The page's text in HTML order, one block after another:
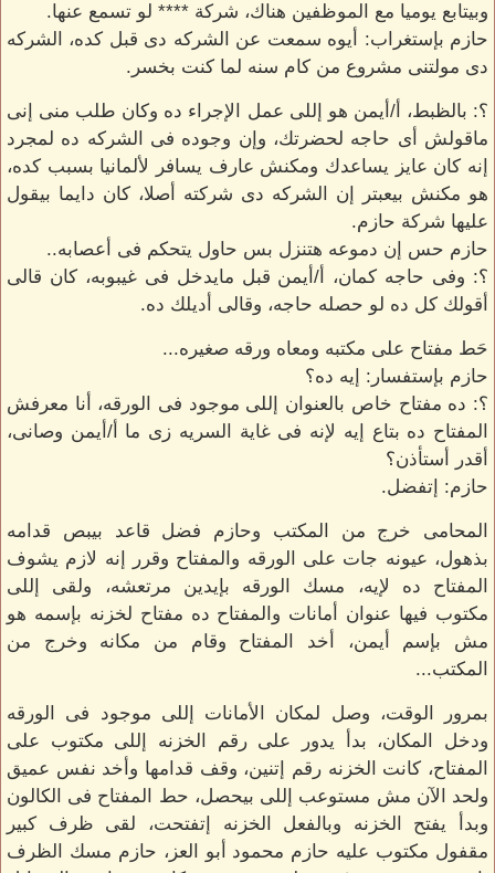
وبيتابع يوميا مع الموظفين هناك، شركة **** لو تسمع عنها.
حازم بإستغراب: أيوه سمعت عن الشركه دى قبل كده، الشركه
دى مولتنى مشروع من كام سنه لما كنت بخسر.
؟: بالظبط، أ/أيمن هو إللى عمل الإجراء ده وكان طلب منى إنى
ماقولش أى حاجه لحضرتك، وإن وجوده فى الشركه ده لمجرد
إنه كان عايز يساعدك ومكنش عارف يسافر لألمانيا بسبب كده،
هو مكنش بيعبتر إن الشركه دى شركته أصلا، كان دايما بيقول
عليها شركة حازم.
حازم حس إن دموعه هتنزل بس حاول يتحكم فى أعصابه..
؟: وفى حاجه كمان، أ/أيمن قبل مايدخل فى غيبوبه، كان قالى
أقولك كل ده لو حصله حاجه، وقالى أديلك ده.
حَط مفتاح على مكتبه ومعاه ورقه صغيره...
حازم بإستفسار: إيه ده؟
؟: ده مفتاح خاص بالعنوان إللى موجود فى الورقه، أنا معرفش
المفتاح ده بتاع إيه لإنه فى غاية السريه زى ما أ/أيمن وصانى،
أقدر أستأذن؟
حازم: إتفضل.
المحامى خرج من المكتب وحازم فضل قاعد بيبص قدامه
بذهول، عيونه جات على الورقه والمفتاح وقرر إنه لازم يشوف
المفتاح ده لإيه، مسك الورقه بإيدين مرتعشه، ولقى إللى
مكتوب فيها عنوان أمانات والمفتاح ده مفتاح لخزنه بإسمه هو
مش بإسم أيمن، أخد المفتاح وقام من مكانه وخرج من
المكتب...
بمرور الوقت، وصل لمكان الأمانات إللى موجود فى الورقه
ودخل المكان، بدأ يدور على رقم الخزنه إللى مكتوب على
المفتاح، كانت الخزنه رقم إتنين، وقف قدامها وأخد نفس عميق
ولحد الآن مش مستوعب إللى بيحصل، حط المفتاح فى الكالون
وبدأ يفتح الخزنه وبالفعل الخزنه إتفتحت، لقى ظرف كبير
مقفول مكتوب عليه حازم محمود أبو العز، حازم مسك الظرف